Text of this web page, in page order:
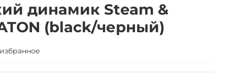
динамик Steam &
(black/черный)